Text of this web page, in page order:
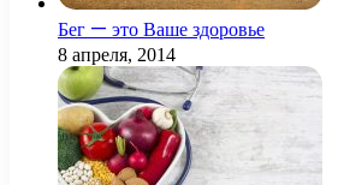
Бег — это Ваше здоровье
8 апреля, 2014